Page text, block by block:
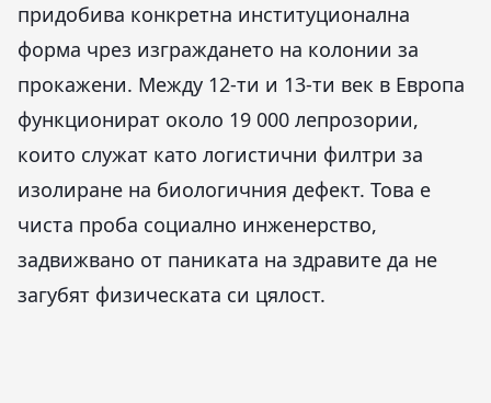
придобива конкретна институционална
форма чрез изграждането на колонии за
прокажени. Между 12-ти и 13-ти век в Европа
функционират около 19 000 лепрозории,
които служат като логистични филтри за
изолиране на биологичния дефект. Това е
чиста проба социално инженерство,
задвижвано от паниката на здравите да не
загубят физическата си цялост.